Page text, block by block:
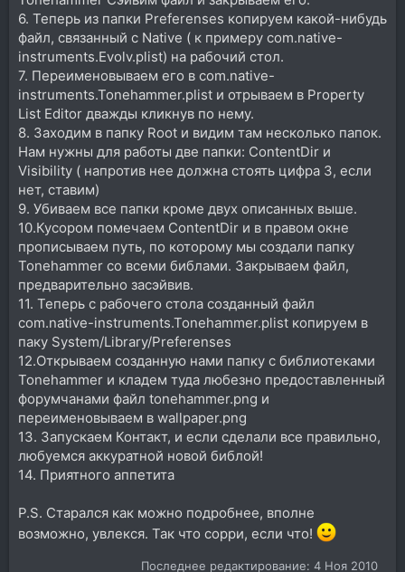
6. Теперь из папки Preferenses копируем какой-нибудь
файл, связанный с Native ( к примеру com.native-
instruments.Evolv.plist) на рабочий стол.
7. Переименовываем его в сom.native-
instruments.Tonehammer.plist и отрываем в Property
List Editor дважды кликнув по нему.
8. Заходим в папку Root и видим там несколько папок.
Нам нужны для работы две папки: ContentDir и
Visibility ( напротив нее должна стоять цифра 3, если
нет, ставим)
9. Убиваем все папки кроме двух описанных выше.
10.Кусором помечаем ContentDir и в правом окне
прописываем путь, по которому мы создали папку
Tonehammer со всеми библами. Закрываем файл,
предварительно засэйвив.
11. Теперь с рабочего стола созданный файл
com.native-instruments.Tonehammer.plist копируем в
паку System/Library/Preferenses
12.Открываем созданную нами папку с библиотеками
Tonehammer и кладем туда любезно предоставленный
форумчанами файл tonehammer.png и
переименовываем в wallpaper.png
13. Запускаем Контакт, и если сделали все правильно,
любуемся аккуратной новой библой!
14. Приятного аппетита
P.S. Старался как можно подробнее, вполне
возможно, увлекся. Так что сорри, если что!
Последнее редактирование: 4 Ноя 2010